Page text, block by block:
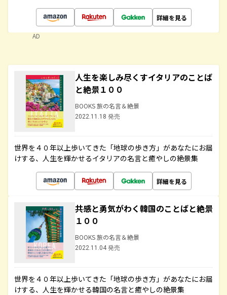
詳細を見る
AD
人生を楽しみ尽くすイタリアのことば
と絶景１００
BOOKS 旅の名言＆絶景
2022.11.18 発売
世界を４０年以上歩いてきた「地球の歩き方」があなたにお届
けする、人生を輝かせるイタリアの名言と癒やしの絶景集
詳細を見る
共感と勇気がわく韓国のことばと絶景
１００
BOOKS 旅の名言＆絶景
2022.11.04 発売
世界を４０年以上歩いてきた「地球の歩き方」があなたにお届
けする、人生を輝かせる韓国の名言と癒やしの絶景集